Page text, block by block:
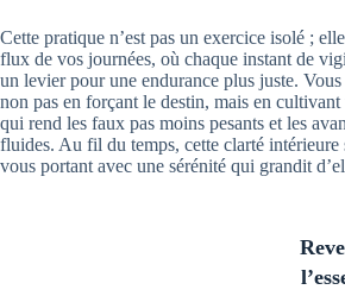
Cette pratique n’est pas un exercice isolé ;
flux de vos journées, où chaque instant de
un levier pour une endurance plus juste.
non pas en forçant le destin, mais en cultivant
qui rend les faux pas moins pesants et les
fluides. Au fil du temps, cette clarté intérieure
vous portant avec une sérénité qui grandit